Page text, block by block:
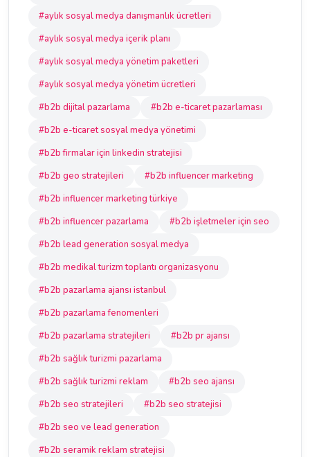
#aylık sosyal medya danışmanlık ücretleri
#aylık sosyal medya içerik planı
#aylık sosyal medya yönetim paketleri
#aylık sosyal medya yönetim ücretleri
#b2b dijital pazarlama
#b2b e-ticaret pazarlaması
#b2b e-ticaret sosyal medya yönetimi
#b2b firmalar için linkedin stratejisi
#b2b geo stratejileri
#b2b influencer marketing
#b2b influencer marketing türkiye
#b2b influencer pazarlama
#b2b işletmeler için seo
#b2b lead generation sosyal medya
#b2b medikal turizm toplantı organizasyonu
#b2b pazarlama ajansı istanbul
#b2b pazarlama fenomenleri
#b2b pazarlama stratejileri
#b2b pr ajansı
#b2b sağlık turizmi pazarlama
#b2b sağlık turizmi reklam
#b2b seo ajansı
#b2b seo stratejileri
#b2b seo stratejisi
#b2b seo ve lead generation
#b2b seramik reklam stratejisi